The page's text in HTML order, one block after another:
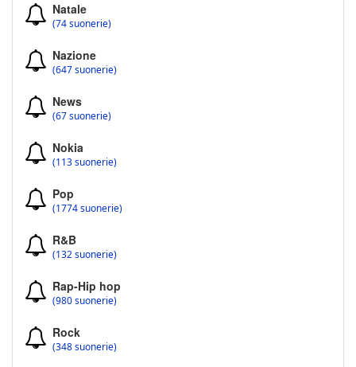
Natale
(74 suonerie)
Nazione
(647 suonerie)
News
(67 suonerie)
Nokia
(113 suonerie)
Pop
(1774 suonerie)
R&B
(132 suonerie)
Rap-Hip hop
(980 suonerie)
Rock
(348 suonerie)